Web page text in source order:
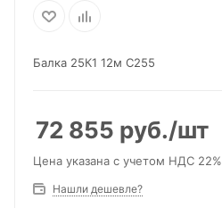
Балка 25К1 12м С255
72 855 руб./шт
Цена указана с учетом НДС 22%
Нашли дешевле?